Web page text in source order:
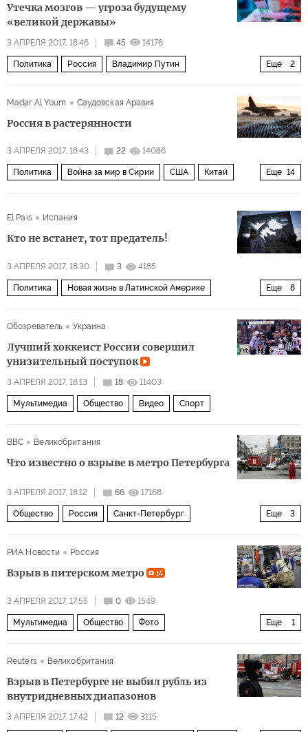
Португалия Юлия Самойлова
Антониу де Оливейра Салазар Франсиско Франко
Верка Сердючка Евровидение музыка
Утечка мозгов — угроза будущему
«великой державы»
3 АПРЕЛЯ 2017, 18:46 45 14176
Еще 2
Политика Россия Владимир Путин
Madar Al Youm
Саудовская Аравия
Россия в растерянности
3 АПРЕЛЯ 2017, 18:43 22 14086
Еще 14
Политика Война за мир в Сирии США Китай
Иордания Тартус
сирийский кризис авиабаза Хмеймим
Операция России в Сирии
El Pais Испания
Кто не встанет, тот предатель!
3 АПРЕЛЯ 2017, 18:30 3 4185
Еще 8
Политика Новая жизнь в Латинской Америке
война за Фолклендские острова
Обозреватель Украина
Лучший хоккеист России совершил
унизительный поступок
3 АПРЕЛЯ 2017, 18:13 18 11403
Мультимедиа Общество Видео Спорт
BBC Великобритания
Что известно о взрыве в метро Петербурга
3 АПРЕЛЯ 2017, 18:12 66 17168
Еще 3
Общество Россия Санкт-Петербург
РИА Новости Россия
Взрыв в питерском метро 14
3 АПРЕЛЯ 2017, 17:55 0 1549
Еще 1
Мультимедиа Общество Фото
Reuters
Великобритания
Взрыв в Петербурге не выбил рубль из
внутридневных диапазонов
3 АПРЕЛЯ 2017, 17:42 12 3115